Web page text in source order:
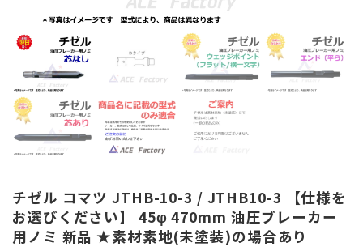
チゼル コマツ JTHB-10-3 / JTHB10-3 【仕様を
お選びください】 45φ 470mm 油圧ブレーカー
用ノミ 新品 ★素材素地(未塗装)の場合あり